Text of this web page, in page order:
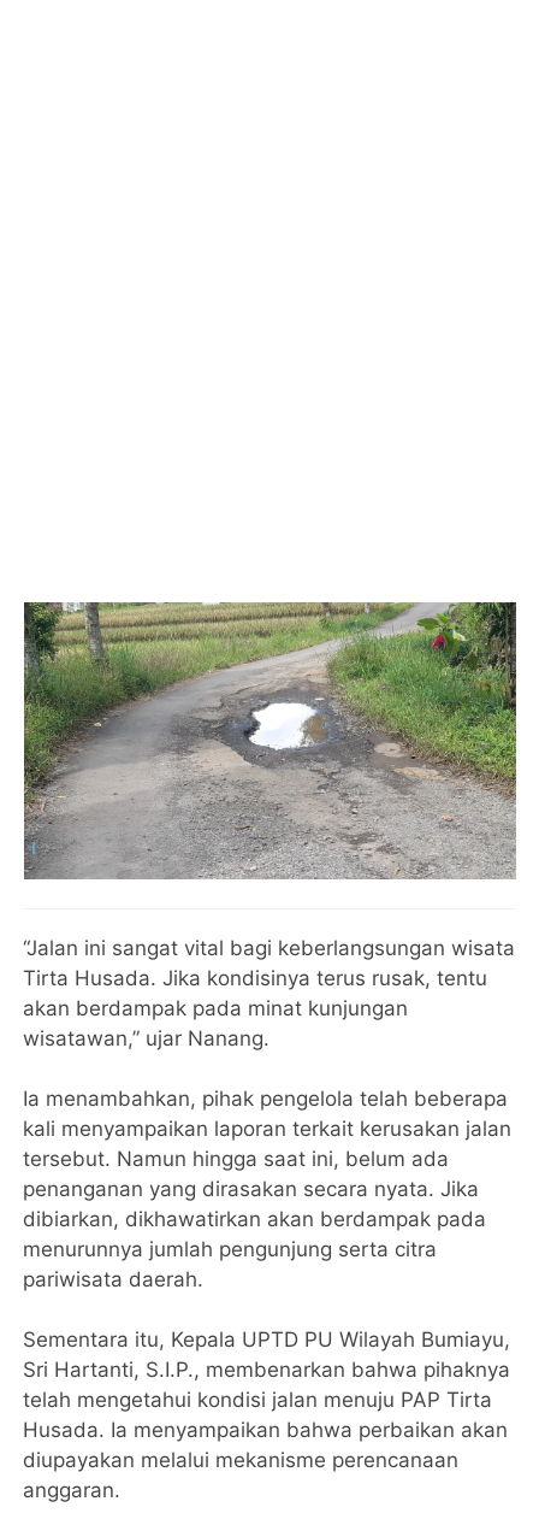
“Jalan ini sangat vital bagi keberlangsungan wisata
Tirta Husada. Jika kondisinya terus rusak, tentu
akan berdampak pada minat kunjungan
wisatawan,” ujar Nanang.
Ia menambahkan, pihak pengelola telah beberapa
kali menyampaikan laporan terkait kerusakan jalan
tersebut. Namun hingga saat ini, belum ada
penanganan yang dirasakan secara nyata. Jika
dibiarkan, dikhawatirkan akan berdampak pada
menurunnya jumlah pengunjung serta citra
pariwisata daerah.
Sementara itu, Kepala UPTD PU Wilayah Bumiayu,
Sri Hartanti, S.I.P., membenarkan bahwa pihaknya
telah mengetahui kondisi jalan menuju PAP Tirta
Husada. Ia menyampaikan bahwa perbaikan akan
diupayakan melalui mekanisme perencanaan
anggaran.